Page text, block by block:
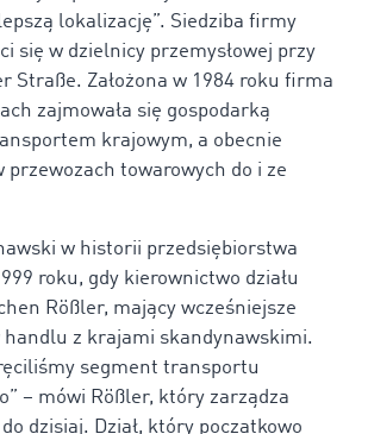
lokalizację”. Siedziba firmy
się w dzielnicy przemysłowej przy
Straße. Założona w 1984 roku firma
zajmowała się gospodarką
krajowym, a obecnie
przewozach towarowych do i ze
w historii przedsiębiorstwa
roku, gdy kierownictwo działu
Rößler, mający wcześniejsze
handlu z krajami skandynawskimi.
segment transportu
– mówi Rößler, który zarządza
dzisiaj. Dział, który początkowo